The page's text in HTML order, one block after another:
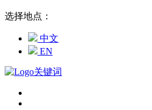
选择地点：
中文
EN